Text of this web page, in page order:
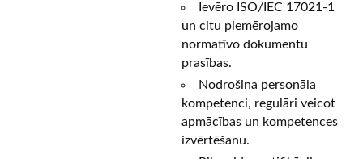
Ievēro ISO/IEC 17021-1
un citu piemērojamo
normatīvo dokumentu
prasības.
Nodrošina personāla
kompetenci, regulāri veicot
apmācības un kompetences
izvērtēšanu.